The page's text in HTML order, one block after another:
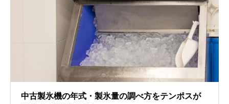
中古製氷機の年式・製氷量の調べ方をテンポスが